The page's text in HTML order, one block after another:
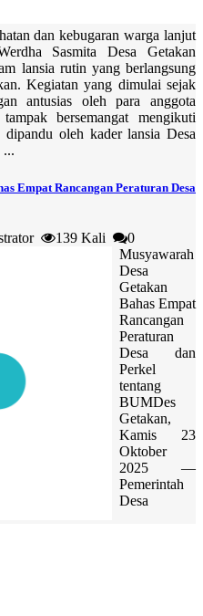
dan kebugaran warga lanjut
Sasmita Desa Getakan
lansia rutin yang berlangsung
Kegiatan yang dimulai sejak
antusias oleh para anggota
bersemangat mengikuti
dipandu oleh kader lansia Desa
...
Empat Rancangan Peraturan Desa
139 Kali
0
Musyawarah
Desa
Getakan
Bahas Empat
Rancangan
Peraturan
Desa dan
Perkel
tentang
BUMDes
Getakan,
Kamis 23
Oktober
2025 —
Pemerintah
Desa